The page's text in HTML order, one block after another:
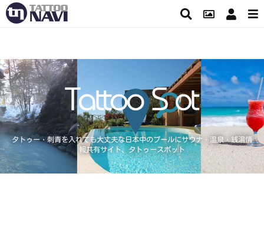
タトゥー・刺青を入れても大丈夫な日本中のプールにサウナ・温泉・銭湯情
報共有サイト、タトゥースポット